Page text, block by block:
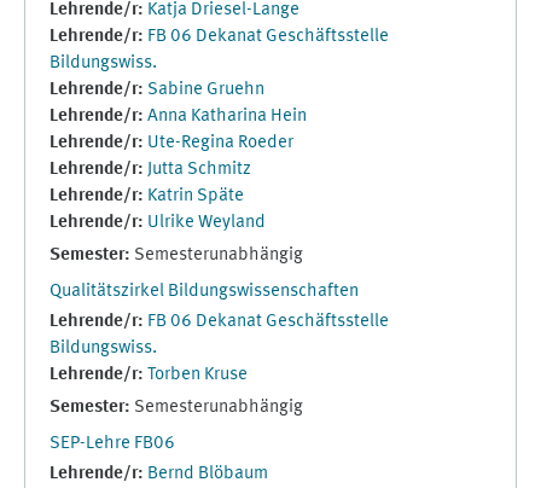
Lehrende/r: Katja Driesel-Lange
Lehrende/r: FB 06 Dekanat Geschäftsstelle
Bildungswiss.
Lehrende/r: Sabine Gruehn
Lehrende/r: Anna Katharina Hein
Lehrende/r: Ute-Regina Roeder
Lehrende/r: Jutta Schmitz
Lehrende/r: Katrin Späte
Lehrende/r: Ulrike Weyland
Semester: Semesterunabhängig
Qualitätszirkel Bildungswissenschaften
Lehrende/r: FB 06 Dekanat Geschäftsstelle
Bildungswiss.
Lehrende/r: Torben Kruse
Semester: Semesterunabhängig
SEP-Lehre FB06
Lehrende/r: Bernd Blöbaum